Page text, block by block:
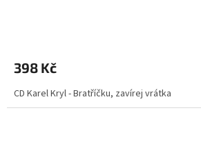
398 Kč
CD Karel Kryl - Bratříčku, zavírej vrátka